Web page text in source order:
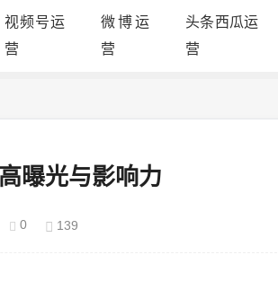
视频号运
营
微博运
营
头条西瓜运
营
曝光与影响力
0 139